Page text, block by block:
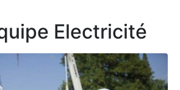
Electricité